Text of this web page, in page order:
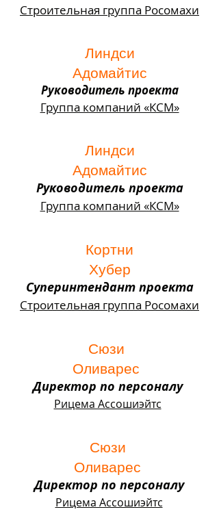
Строительная группа Росомахи
Линдси
Адомайтис
Руководитель проекта
Группа компаний «КСМ»
Линдси
Адомайтис
Руководитель проекта
Группа компаний «КСМ»
Кортни
Хубер
Суперинтендант проекта
Строительная группа Росомахи
Сюзи
Оливарес
Директор по персоналу
Рицема Ассошиэйтс
Сюзи
Оливарес
Директор по персоналу
Рицема Ассошиэйтс